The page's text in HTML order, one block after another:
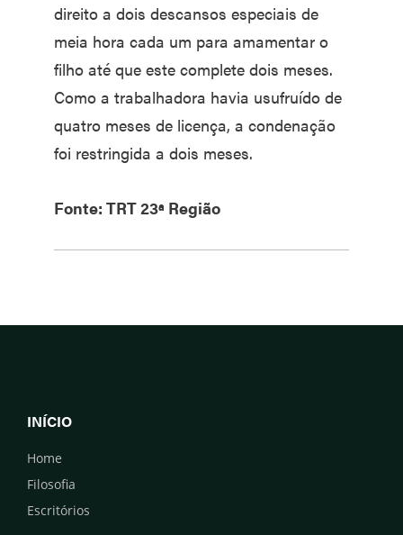
direito a dois descansos especiais de
meia hora cada um para amamentar o
filho até que este complete dois meses.
Como a trabalhadora havia usufruído de
quatro meses de licença, a condenação
foi restringida a dois meses.
Fonte: TRT 23ª Região
INÍCIO
Home
Filosofia
Escritórios